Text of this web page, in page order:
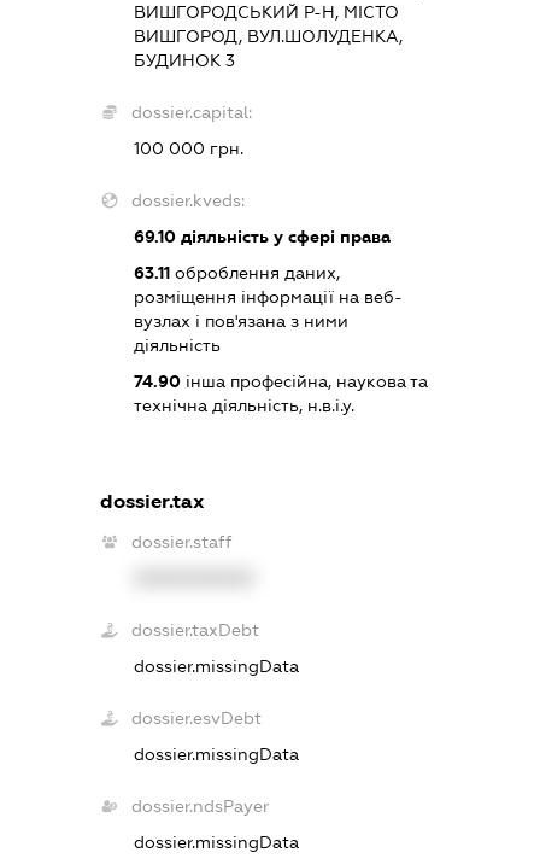
ВИШГОРОДСЬКИЙ Р-Н, МІСТО
ВИШГОРОД, ВУЛ.ШОЛУДЕНКА,
БУДИНОК 3
dossier.capital:
100 000 грн.
dossier.kveds:
69.10 діяльність у сфері права
63.11 оброблення даних,
розміщення інформації на веб-
вузлах і пов'язана з ними
діяльність
74.90 інша професійна, наукова та
технічна діяльність, н.в.і.у.
dossier.tax
dossier.staff
dossier.taxDebt
dossier.missingData
dossier.esvDebt
dossier.missingData
dossier.ndsPayer
dossier.missingData